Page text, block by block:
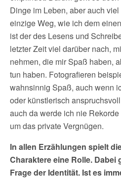
Dinge im Leben, aber auch
einzige Weg, wie ich dem
ist der des Lesens und
letzter Zeit viel darüber nach,
nehmen, die mir Spaß haben,
tun haben. Fotografieren
wahnsinnig Spaß, auch wenn
oder künstlerisch
auch da werde ich nie
um das private Vergnügen.
In allen Erzählungen spielt
Charaktere eine Rolle. Dabei
Frage der Identität. Ist es